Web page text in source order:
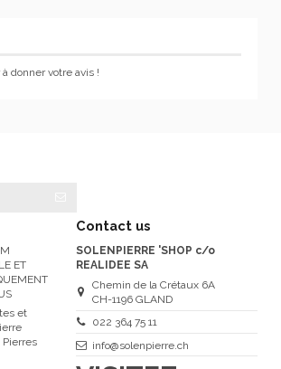
donner votre avis !
ET
et
Pierres
Contact us
SOLENPIERRE 'SHOP c/o
REALIDEE SA
Chemin de la Crétaux 6A
CH-1196 GLAND
022 364 75 11
info@solenpierre.ch